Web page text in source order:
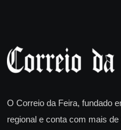
O Correio da Feira, fundado
regional e conta com mais